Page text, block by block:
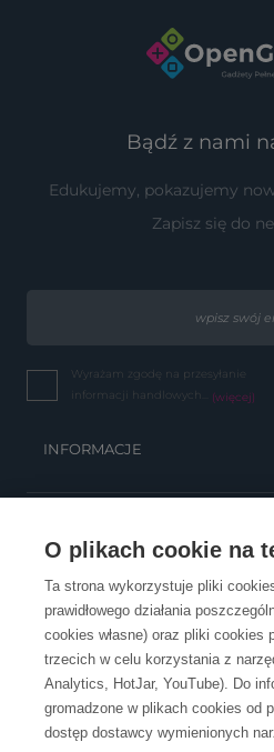
O plikach cookie na
Ta strona wykorzystuje pliki
prawidłowego działania
cookies własne) oraz pliki cookies
trzecich w celu korzystania z
Analytics, HotJar, YouTube). Do
gromadzone w plikach cookies od
dostęp dostawcy wymienionych
Bądź z nami
Edukujemy, pokazujemy
Zapisz się do
Wyrażam zgodę na przesyłanie
informacji handlowych... (więcej)
INFORMACJE
OBSŁUGA KLIENTA
KONTAKT